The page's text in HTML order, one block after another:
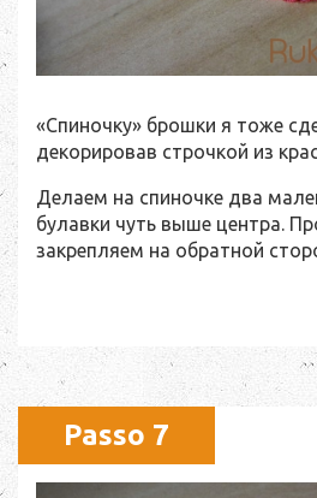
«Спиночку» брошки я тоже
декорировав строчкой из
Делаем на спиночке два
булавки чуть выше центра.
закрепляем на обратной
Passo 7